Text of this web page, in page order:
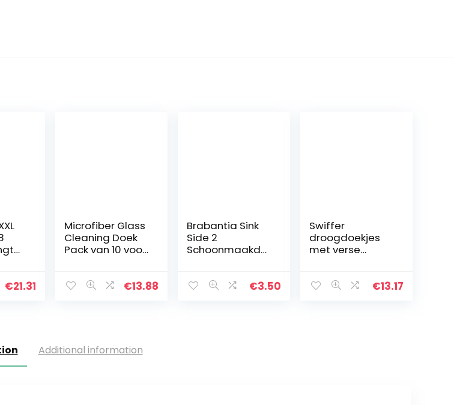
€21.31
Microfiber Glass
Cleaning Doek
Pack van 10 voor
Roestvrij staal
€13.88
Brabantia Sink
Side 2
Schoonmaakdo
Dark Grey
€3.50
Swiffer
droogdoekjes
met verse
€13.17
Additional information